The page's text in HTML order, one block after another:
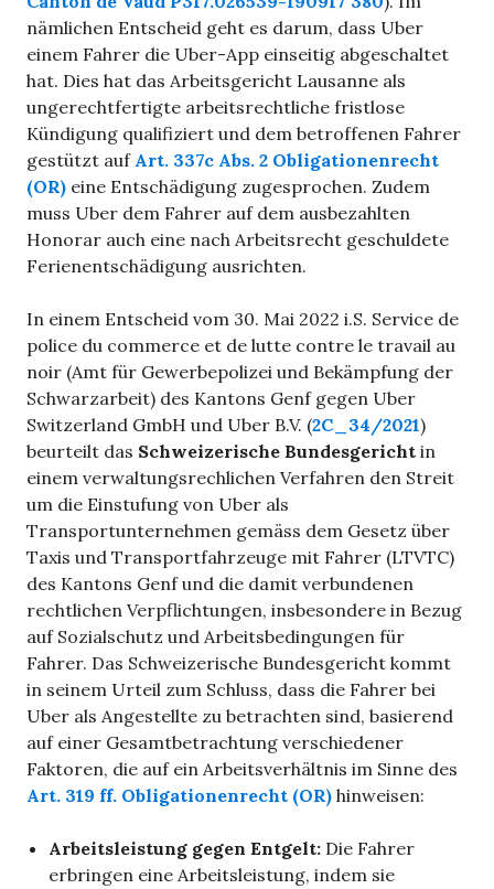
nämlichen Entscheid geht es darum, dass Uber
einem Fahrer die Uber-App einseitig abgeschaltet
hat. Dies hat das Arbeitsgericht Lausanne als
ungerechtfertigte arbeitsrechtliche fristlose
Kündigung qualifiziert und dem betroffenen Fahrer
gestützt auf Art. 337c Abs. 2 Obligationenrecht
(OR) eine Entschädigung zugesprochen. Zudem
muss Uber dem Fahrer auf dem ausbezahlten
Honorar auch eine nach Arbeitsrecht geschuldete
Ferienentschädigung ausrichten.
In einem Entscheid vom 30. Mai 2022 i.S. Service de
police du commerce et de lutte contre le travail au
noir (Amt für Gewerbepolizei und Bekämpfung der
Schwarzarbeit) des Kantons Genf gegen Uber
Switzerland GmbH und Uber B.V. (2C_34/2021)
beurteilt das Schweizerische Bundesgericht in
einem verwaltungsrechlichen Verfahren den Streit
um die Einstufung von Uber als
Transportunternehmen gemäss dem Gesetz über
Taxis und Transportfahrzeuge mit Fahrer (LTVTC)
des Kantons Genf und die damit verbundenen
rechtlichen Verpflichtungen, insbesondere in Bezug
auf Sozialschutz und Arbeitsbedingungen für
Fahrer. Das Schweizerische Bundesgericht kommt
in seinem Urteil zum Schluss, dass die Fahrer bei
Uber als Angestellte zu betrachten sind, basierend
auf einer Gesamtbetrachtung verschiedener
Faktoren, die auf ein Arbeitsverhältnis im Sinne des
Art. 319 ff. Obligationenrecht (OR) hinweisen:
Arbeitsleistung gegen Entgelt: Die Fahrer
erbringen eine Arbeitsleistung, indem sie